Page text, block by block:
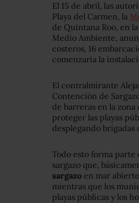
El 15 de abril, las
Playa del Carmen, la
de Quintana Roo, en
Medio Ambiente,
costeros, 16
comenzaría la
El contralmirante
Contención de
de barreras en la
proteger las playas
desplegando
Todo esto forma
sargazo que,
sargazo en mar
mientras que los
playas públicas y los